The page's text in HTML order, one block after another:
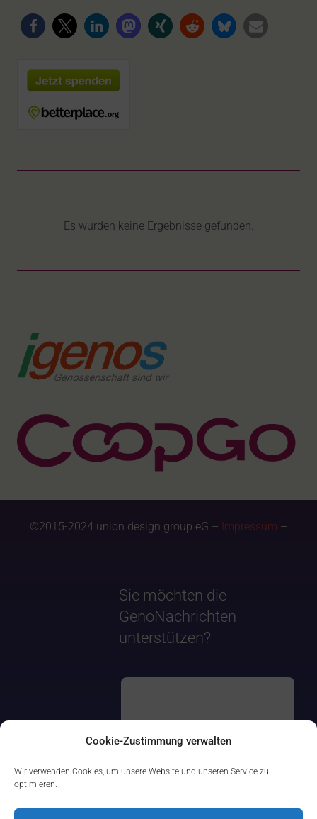
Cookie-Zustimmung verwalten
Wir verwenden Cookies, um unsere Website und unseren Service zu
optimieren.
Es wurden keine Ergebnisse gefunden.
©2015-2024 union design group eG – Impressum –
Sie möchten die
GenoNachrichten
unterstützen?